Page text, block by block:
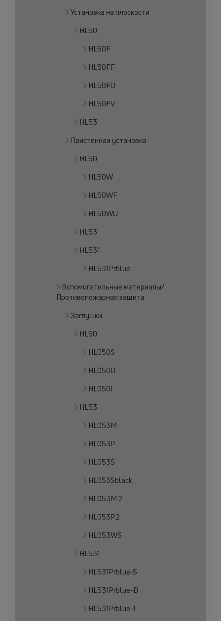
Установка на плоскости
HL50
HL50F
HL50FF
HL50FU
HL50FV
HL53
Пристенная установка
HL50
HL50W
HL50WF
HL50WU
HL53
HL531
HL531Prblue
Вспомогательные материалы/
Противопожарная защита
Заглушки
HL50
HL050S
HL050D
HL050I
HL53
HL053M
HL053P
HL053S
HL053Sblack
HL053M.2
HL053P.2
HL053WS
HL531
HL531Prblue-S
HL531Prblue-D
HL531Prblue-I